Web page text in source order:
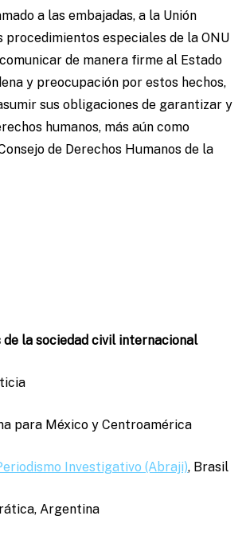
a las embajadas, a la Unión
procedimientos especiales de la ONU
de manera firme al Estado
y preocupación por estos hechos,
sus obligaciones de garantizar y
humanos, más aún como
de Derechos Humanos de la
de la sociedad civil internacional
para México y Centroamérica
Investigativo (Abraji), Brasil
Argentina